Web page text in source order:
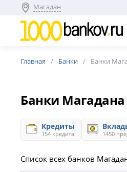
Магадан
Главная Банки Банки
Банки Магадана
Кредиты
154 кредита 1450
Список всех банков